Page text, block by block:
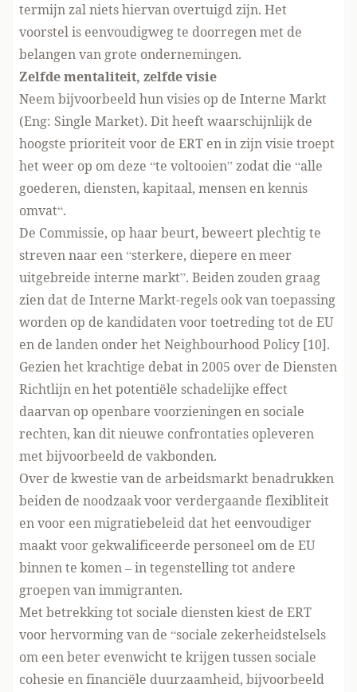
termijn zal niets hiervan overtuigd zijn. Het
voorstel is eenvoudigweg te doorregen met de
belangen van grote ondernemingen.
Zelfde mentaliteit, zelfde visie
Neem bijvoorbeeld hun visies op de Interne Markt
(Eng: Single Market). Dit heeft waarschijnlijk de
hoogste prioriteit voor de ERT en in zijn visie troept
het weer op om deze “te voltooien” zodat die “alle
goederen, diensten, kapitaal, mensen en kennis
omvat“.
De Commissie, op haar beurt, beweert plechtig te
streven naar een “sterkere, diepere en meer
uitgebreide interne markt”. Beiden zouden graag
zien dat de Interne Markt-regels ook van toepassing
worden op de kandidaten voor toetreding tot de EU
en de landen onder het Neighbourhood Policy [10].
Gezien het krachtige debat in 2005 over de Diensten
Richtlijn en het potentiële schadelijke effect
daarvan op openbare voorzieningen en sociale
rechten, kan dit nieuwe confrontaties opleveren
met bijvoorbeeld de vakbonden.
Over de kwestie van de arbeidsmarkt benadrukken
beiden de noodzaak voor verdergaande flexibliteit
en voor een migratiebeleid dat het eenvoudiger
maakt voor gekwalificeerde personeel om de EU
binnen te komen – in tegenstelling tot andere
groepen van immigranten.
Met betrekking tot sociale diensten kiest de ERT
voor hervorming van de “sociale zekerheidstelsels
om een beter evenwicht te krijgen tussen sociale
cohesie en financiële duurzaamheid, bijvoorbeeld